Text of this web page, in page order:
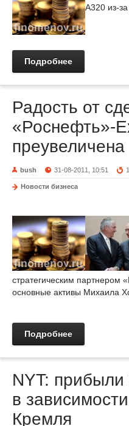
A320 из-
Подробнее
Радость от
«Роснефть»-
преувеличена
bush 31-08-2011, 10:51
Новости бизнеса
стратегическим партнером
основные активы Михаила
Подробнее
NYT: прибыли
в
Кремля